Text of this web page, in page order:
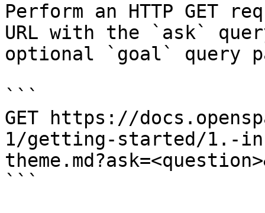
Perform an HTTP GET
URL with the `ask`
optional `goal` query
```
GET https://
1/getting-started/1.-
```